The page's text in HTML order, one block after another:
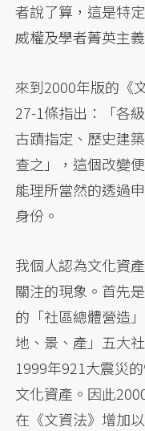
者說了算，這是特
威權及學者菁英主義
來到2000年版的《
27-1條指出：「各
古蹟指定、歷史建
查之」，這個改變
能理所當然的透過
身份。
我個人認為文化資
關注的現象。首先
的「社區總體營造
地、景、產」五大
1999年921大震災
文化資產。因此
在《文資法》增加